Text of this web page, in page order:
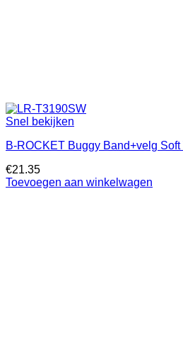
Snel bekijken
B-ROCKET Buggy Band+velg
€21.35
Toevoegen aan winkelwagen